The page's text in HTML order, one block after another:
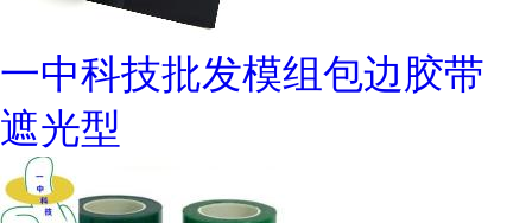
一中科技批发模组包边胶带
遮光型